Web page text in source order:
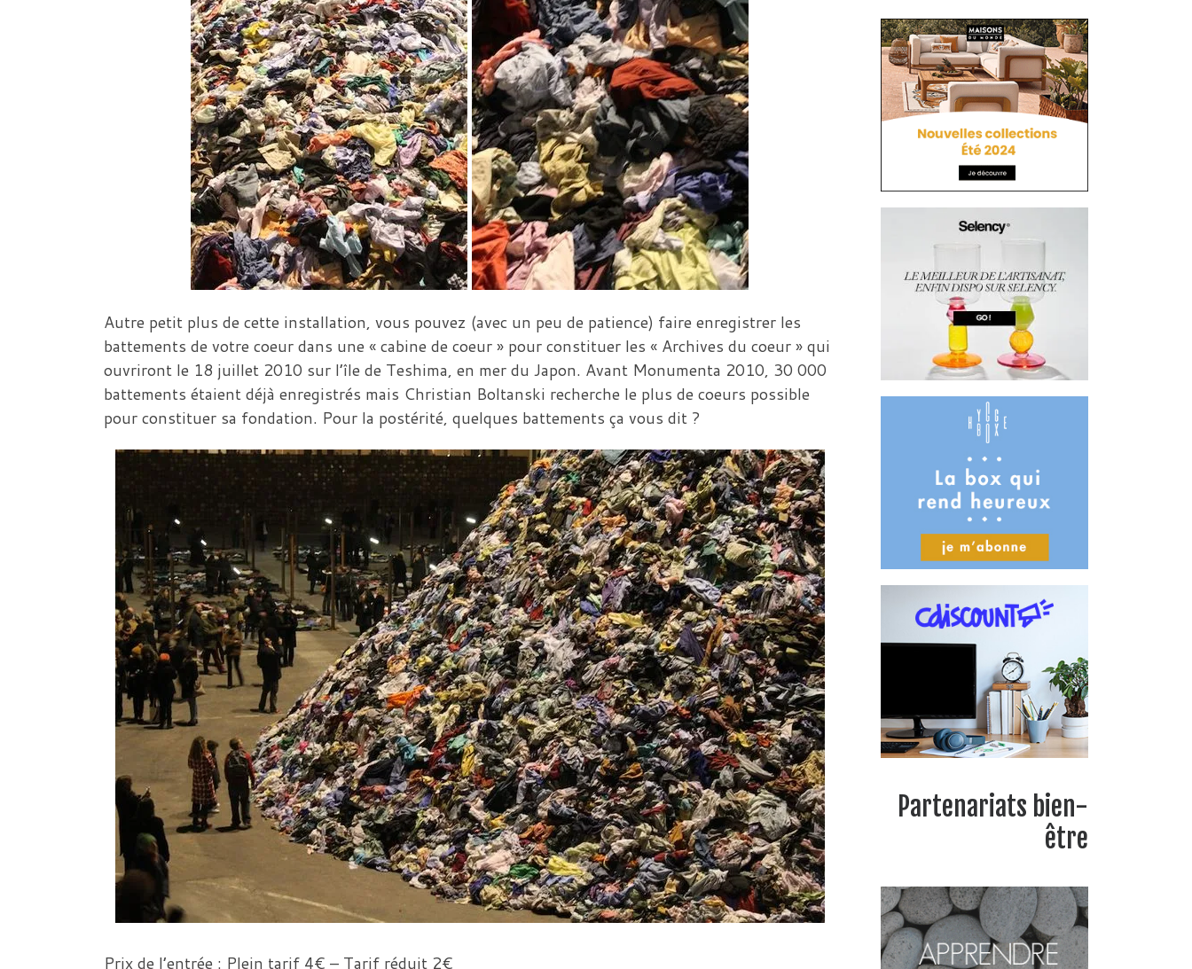
Autre petit plus de cette installation, vous pouvez (avec un peu de patience) faire enregistrer les
battements de votre coeur dans une « cabine de coeur » pour constituer les « Archives du coeur » qui
ouvriront le 18 juillet 2010 sur l’île de Teshima, en mer du Japon. Avant Monumenta 2010, 30 000
battements étaient déjà enregistrés mais Christian Boltanski recherche le plus de coeurs possible
pour constituer sa fondation. Pour la postérité, quelques battements ça vous dit ?
Prix de l’entrée : Plein tarif 4€ – Tarif réduit 2€
Partenariats bien-
être